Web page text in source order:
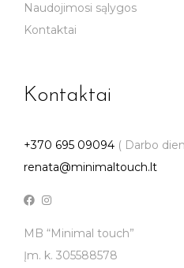
Naudojimosi sąlygos
Kontaktai
Kontaktai
+370 695 09094 ( Darbo
renata@minimaltouch.lt
MB “Minimal touch”
Įm. k. 305588578